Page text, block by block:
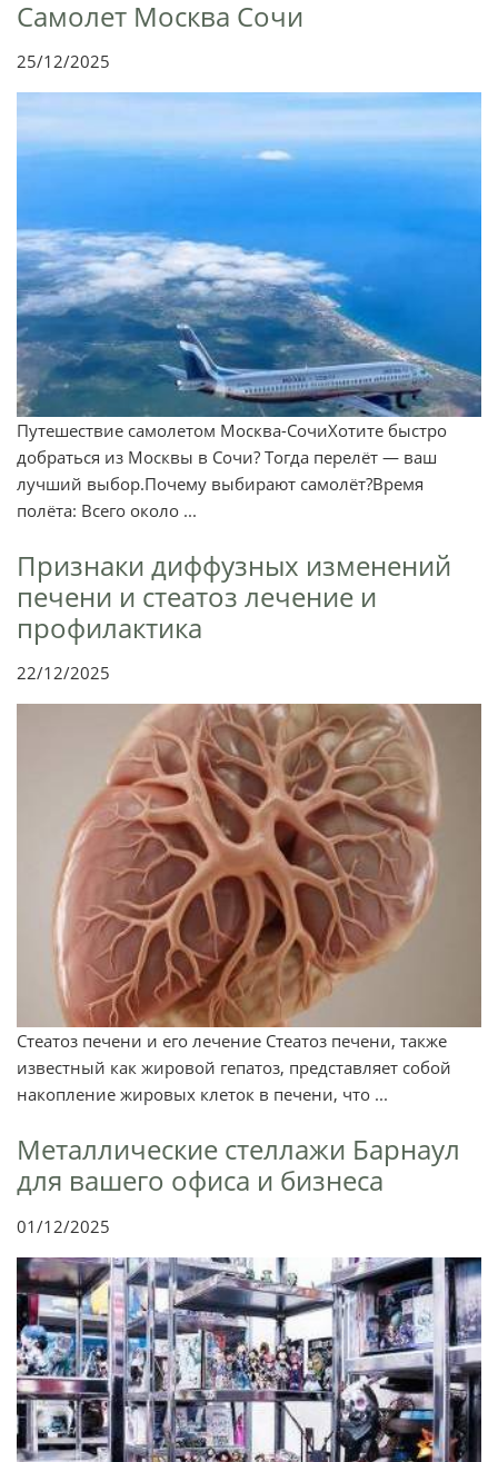
Самолет Москва Сочи
25/12/2025
Путешествие самолетом Москва-СочиХотите быстро
добраться из Москвы в Сочи? Тогда перелёт — ваш
лучший выбор.Почему выбирают самолёт?Время
полёта: Всего около ...
Признаки диффузных изменений
печени и стеатоз лечение и
профилактика
22/12/2025
Стеатоз печени и его лечение Стеатоз печени, также
известный как жировой гепатоз, представляет собой
накопление жировых клеток в печени, что ...
Металлические стеллажи Барнаул
для вашего офиса и бизнеса
01/12/2025